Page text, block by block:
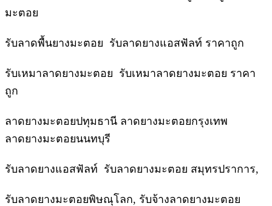
มะตอย
รับลาดพื้นยางมะตอย รับลาดยางแอสฟัลท์ ราคาถูก
รับเหมาลาดยางมะตอย รับเหมาลาดยางมะตอย ราคา
ถูก
ลาดยางมะตอยปทุมธานี ลาดยางมะตอยกรุงเทพ
ลาดยางมะตอยนนทบุรี
รับลาดยางแอสฟัลท์ รับลาดยางมะตอย สมุทรปราการ,
รับลาดยางมะตอยพิษณุโลก, รับจ้างลาดยางมะตอย